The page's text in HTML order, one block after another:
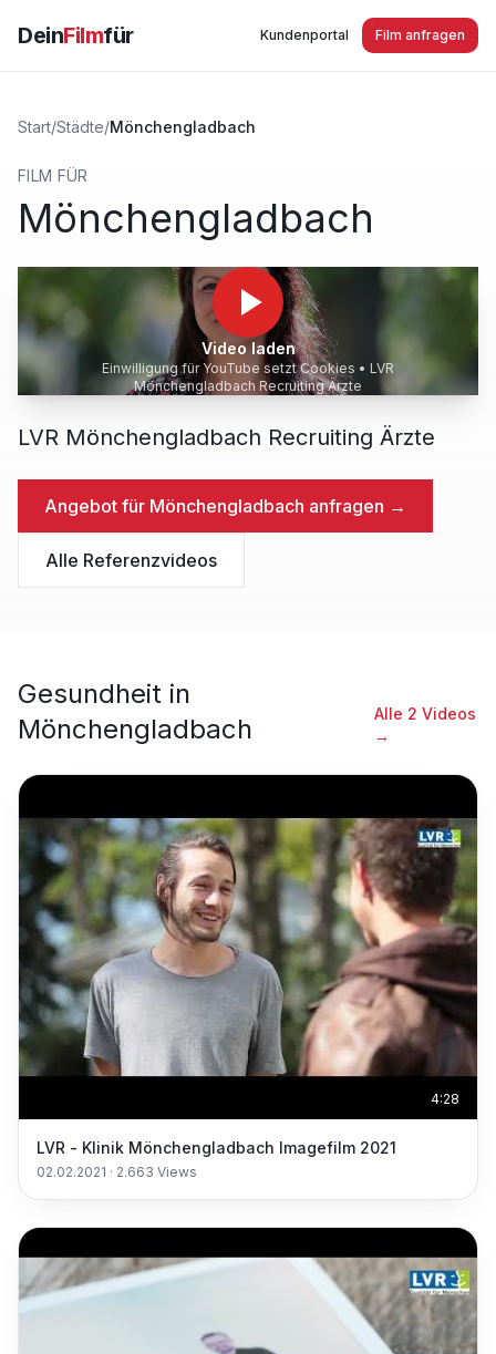
DeinFilmfür Kundenportal Film anfragen
Start/Städte/Mönchengladbach
FILM FÜR
Mönchengladbach
Video laden
Einwilligung für YouTube setzt Cookies • LVR
Mönchengladbach Recruiting Ärzte
LVR Mönchengladbach Recruiting Ärzte
Angebot für Mönchengladbach anfragen →
Alle Referenzvideos
Gesundheit in
Mönchengladbach
Alle 2 Videos
→
4:28
LVR - Klinik Mönchengladbach Imagefilm 2021
02.02.2021 · 2.663 Views